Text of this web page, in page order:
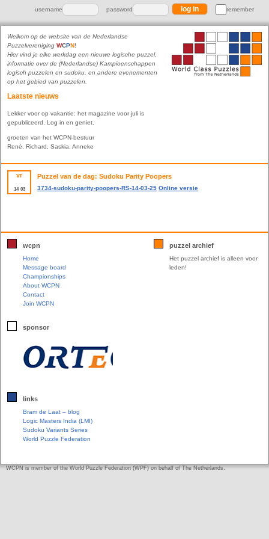
username password remember
Welkom op de website van de Nederlandse
Puzzelvereniging WCPN!
Hier vind je elke werkdag een nieuwe logische puzzel,
informatie over de (Nederlandse) Kampioenschappen
logisch puzzelen en sudoku, en andere evenementen
op het gebied van puzzelen.
Laatste nieuws
Lekker voor op vakantie: het magazine voor juli is
gepubliceerd. Log in en geniet.
groeten van het WCPN-bestuur
René, Richard, Saskia, Anneke
vr
14 03
Puzzel van de dag: Sudoku Parity Poopers
3734-sudoku-parity-poopers-RS-14-03-25 Online versie
wcpn
Home
Message board
Championships
About WCPN
Contact
Join WCPN
sponsor
links
Bram de Laat – blog
Logic Masters India (LMI)
Sudoku Variants Series
World Puzzle Federation
puzzel archief
Het puzzel archief is alleen voor
leden!
WCPN is member of the World Puzzle Federation (WPF) on behalf of The Netherlands.